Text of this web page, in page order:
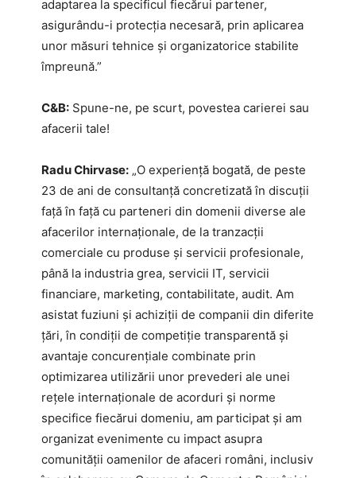
adaptarea la specificul fiecărui partener,
asigurându-i protecția necesară, prin aplicarea
unor măsuri tehnice și organizatorice stabilite
împreună.”
C&B: Spune-ne, pe scurt, povestea carierei sau
afacerii tale!
Radu Chirvase: „O experiență bogată, de peste
23 de ani de consultanță concretizată în discuții
față în față cu parteneri din domenii diverse ale
afacerilor internaționale, de la tranzacții
comerciale cu produse și servicii profesionale,
până la industria grea, servicii IT, servicii
financiare, marketing, contabilitate, audit. Am
asistat fuziuni și achiziții de companii din diferite
țări, în condiții de competiție transparentă și
avantaje concurențiale combinate prin
optimizarea utilizării unor prevederi ale unei
rețele internaționale de acorduri și norme
specifice fiecărui domeniu, am participat și am
organizat evenimente cu impact asupra
comunității oamenilor de afaceri români, inclusiv